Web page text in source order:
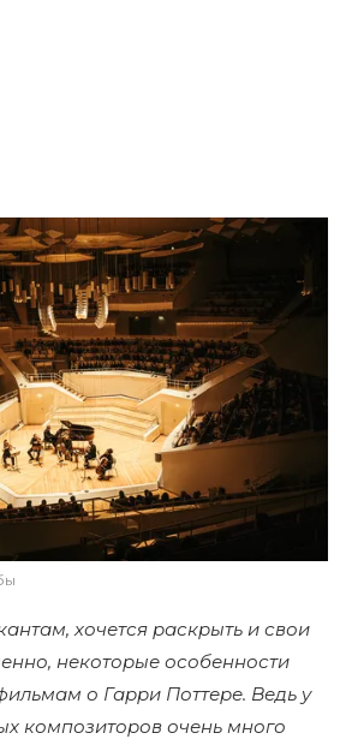
хочется раскрыть и свои
некоторые особенности
о Гарри Поттере. Ведь у
композиторов очень много